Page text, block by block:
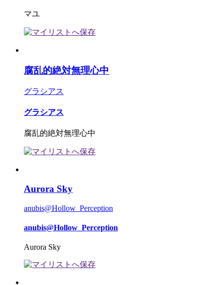
マユ
腐乱的絶対無理心中
グラシアス
グラシアス
腐乱的絶対無理心中
Aurora Sky
anubis@Hollow_Perception
anubis@Hollow_Perception
Aurora Sky